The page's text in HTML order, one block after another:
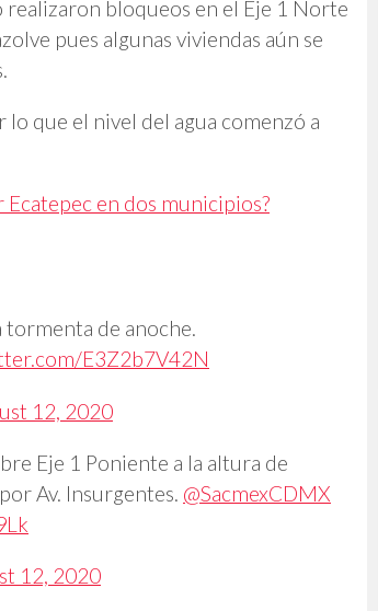
realizaron bloqueos en el Eje 1 Norte
pues algunas viviendas aún se
que el nivel del agua comenzó a
en dos municipios?
tormenta de anoche.
E3Z2b7V42N
12, 2020
Eje 1 Poniente a la altura de
Av. Insurgentes. @SacmexCDMX
12, 2020